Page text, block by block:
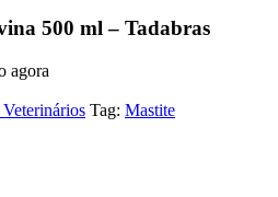
500 ml – Tadabras
agora
Tag: Mastite